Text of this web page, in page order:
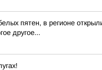
пятен, в регионе
другое...